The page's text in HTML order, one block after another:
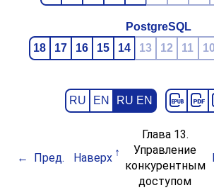
PostgreSQL
18
17 16 15 14 13 12 11 10
RU EN RU EN
Пред. Наверх
Глава 13.
Управление
конкурентным
доступом